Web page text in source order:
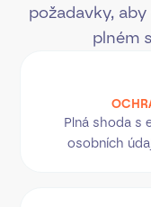
požadavky,
plném
Plná shoda s
osobních